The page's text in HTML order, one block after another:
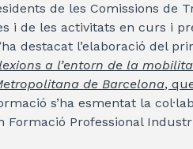
de les Comissions de
i de les activitats en curs i
destacat l’elaboració del
a l’entorn de la
de Barcelona,
s’ha esmentat la
Formació Professional